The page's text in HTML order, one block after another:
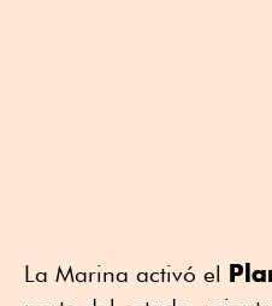
La Marina activó el